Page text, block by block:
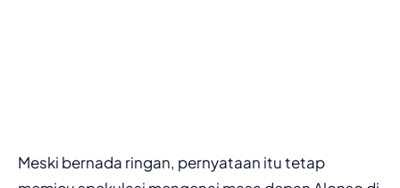
Meski bernada ringan, pernyataan itu tetap